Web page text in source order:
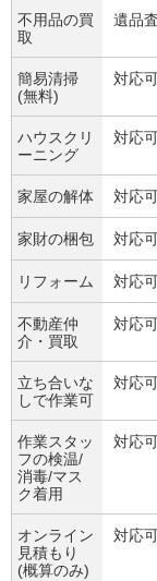
不用品の買
取
遺品
簡易清掃
(無料)
対応
ハウスクリ
ーニング
対応
家屋の解体 対応
家財の梱包 対応
リフォーム 対応
不動産仲
介・買取
対応
立ち合いな
しで作業可
対応
作業スタッ
フの検温/
消毒/マス
ク着用
対応
オンライン
見積もり
(概算のみ)
対応